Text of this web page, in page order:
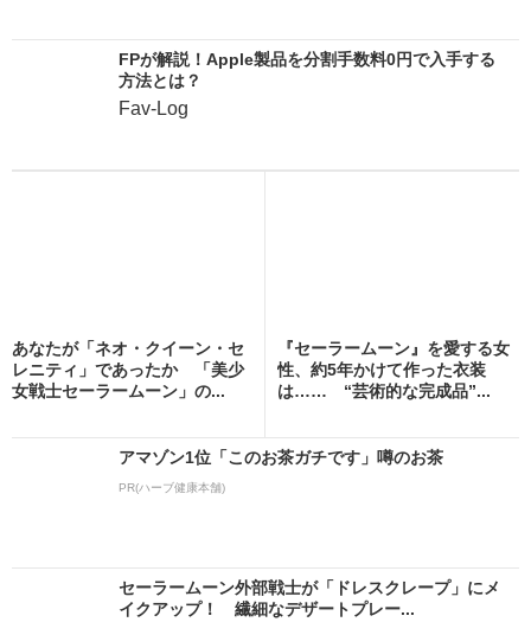
FPが解説！Apple製品を分割手数料0円で入手する
方法とは？
Fav-Log
あなたが「ネオ・クイーン・セ
レニティ」であったか 「美少
女戦士セーラームーン」の...
『セーラームーン』を愛する女
性、約5年かけて作った衣装
は…… “芸術的な完成品”...
アマゾン1位「このお茶ガチです」噂のお茶
PR(ハーブ健康本舗)
セーラームーン外部戦士が「ドレスクレープ」にメ
イクアップ！ 繊細なデザートプレー...